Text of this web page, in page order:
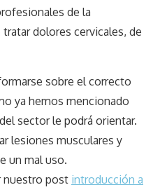
de la
dolores cervicales, de
sobre el correcto
ya hemos mencionado
sector le podrá orientar.
lesiones musculares y
un mal uso.
nuestro post introducción a